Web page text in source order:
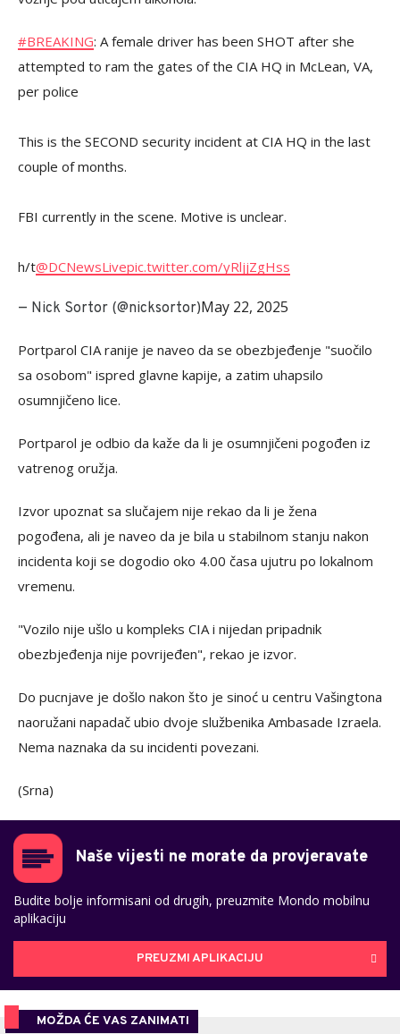
#BREAKING: A female driver has been SHOT after she
attempted to ram the gates of the CIA HQ in McLean, VA,
per police
This is the SECOND security incident at CIA HQ in the last
couple of months.
FBI currently in the scene. Motive is unclear.
h/t@DCNewsLivepic.twitter.com/yRljjZgHss
— Nick Sortor (@nicksortor)May 22, 2025
Portparol CIA ranije je naveo da se obezbjeđenje "suočilo
sa osobom" ispred glavne kapije, a zatim uhapsilo
osumnjičeno lice.
Portparol je odbio da kaže da li je osumnjičeni pogođen iz
vatrenog oružja.
Izvor upoznat sa slučajem nije rekao da li je žena
pogođena, ali je naveo da je bila u stabilnom stanju nakon
incidenta koji se dogodio oko 4.00 časa ujutru po lokalnom
vremenu.
"Vozilo nije ušlo u kompleks CIA i nijedan pripadnik
obezbjeđenja nije povrijeđen", rekao je izvor.
Do pucnjave je došlo nakon što je sinoć u centru Vašingtona
naoružani napadač ubio dvoje službenika Ambasade Izraela.
Nema naznaka da su incidenti povezani.
(Srna)
Naše vijesti ne morate da provjeravate
Budite bolje informisani od drugih, preuzmite Mondo mobilnu
aplikaciju
PREUZMI APLIKACIJU
MOŽDA ĆE VAS ZANIMATI